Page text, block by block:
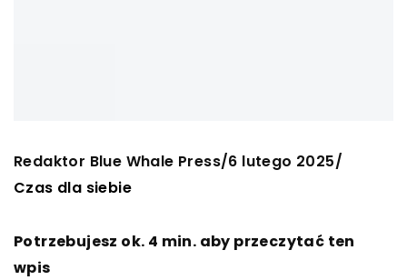
Redaktor Blue Whale Press/6 lutego 2025/
Czas dla siebie
Potrzebujesz ok. 4 min. aby przeczytać ten
wpis